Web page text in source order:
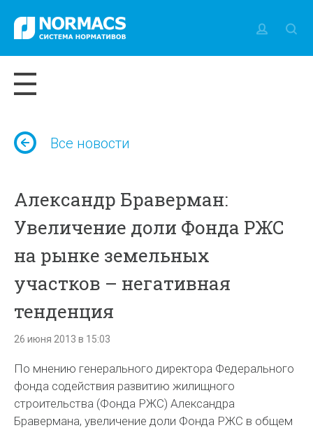
Все новости
Александр Браверман:
Увеличение доли Фонда РЖС
на рынке земельных
участков – негативная
тенденция
26 июня 2013 в 15:03
По мнению генерального директора Федерального
фонда содействия развитию жилищного
строительства (Фонда РЖС) Александра
Бравермана, увеличение доли Фонда РЖС в общем